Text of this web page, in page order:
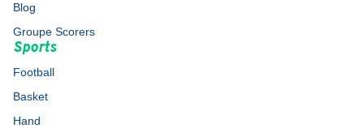
Blog
Groupe Scorers
Sports
Football
Basket
Hand